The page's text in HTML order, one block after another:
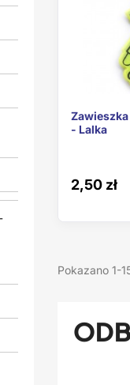
- Lalka
2,50 zł
Pokazano 1-